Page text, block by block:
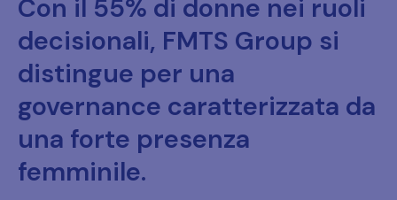
Con il 55% di donne nei ruoli
decisionali, FMTS Group si
distingue per una
governance caratterizzata da
una forte presenza
femminile.